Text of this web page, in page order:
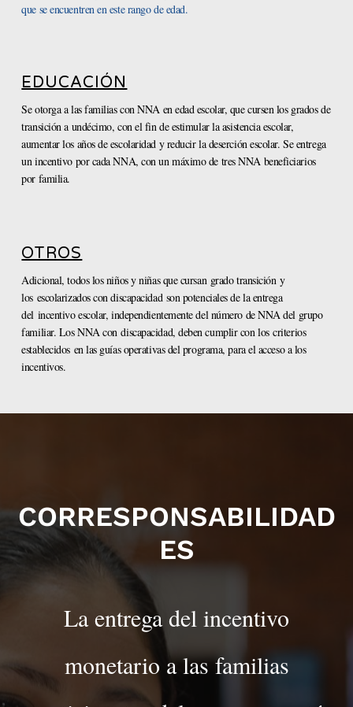
que se encuentren en este rango de edad.
EDUCACIÓN
Se otorga a las familias con NNA en edad escolar, que cursen los grados de
transición a undécimo, con el fin de estimular la asistencia escolar,
aumentar los años de escolaridad y reducir la deserción escolar. Se entrega
un incentivo por cada NNA, con un máximo de tres NNA beneficiarios
por familia.
OTROS
Adicional, todos los niños y niñas que cursan grado transición y
los escolarizados con discapacidad son potenciales de la entrega
del incentivo escolar, independientemente del número de NNA del grupo
familiar. Los NNA con discapacidad, deben cumplir con los criterios
establecidos en las guías operativas del programa, para el acceso a los
incentivos.
CORRESPONSABILIDAD
ES
La entrega del incentivo
monetario a las familias